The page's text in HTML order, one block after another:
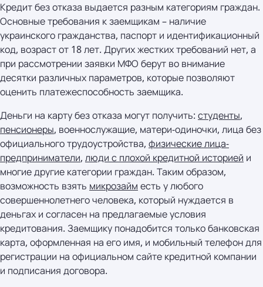
Кредит без отказа выдается разным категориям граждан.
Основные требования к заемщикам – наличие
украинского гражданства, паспорт и идентификационный
код, возраст от 18 лет. Других жестких требований нет, а
при рассмотрении заявки МФО берут во внимание
десятки различных параметров, которые позволяют
оценить платежеспособность заемщика.
Деньги на карту без отказа могут получить: студенты,
пенсионеры, военнослужащие, матери-одиночки, лица без
официального трудоустройства, физические лица-
предприниматели, люди с плохой кредитной историей и
многие другие категории граждан. Таким образом,
возможность взять микрозайм есть у любого
совершеннолетнего человека, который нуждается в
деньгах и согласен на предлагаемые условия
кредитования. Заемщику понадобится только банковская
карта, оформленная на его имя, и мобильный телефон для
регистрации на официальном сайте кредитной компании
и подписания договора.